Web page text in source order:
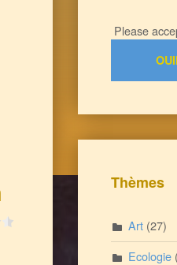
Please
Thèmes
Art(27)
Ecologie